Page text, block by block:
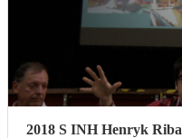
2018 S INH Henryk Riba